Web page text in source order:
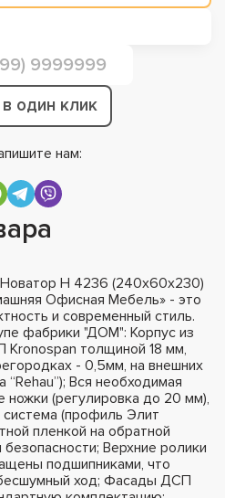
в один клик
нам:
Н 4236 (240х60х230)
Офисная Мебель» - это
и современный стиль.
фабрики "ДОМ": Корпус из
толщиной 18 мм,
- 0,5мм, на внешних
Вся необходимая
(регулировка до 20 мм),
(профиль Элит
пленкой на обратной
Верхние ролики
подшипниками, что
ход; Фасады ДСП